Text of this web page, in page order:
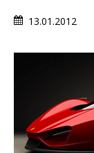
13.01.2012